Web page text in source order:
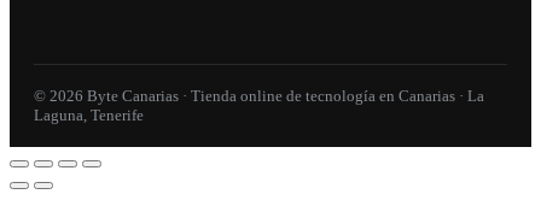
© 2026 Byte Canarias · Tienda online de tecnología en Canarias · La
Laguna, Tenerife